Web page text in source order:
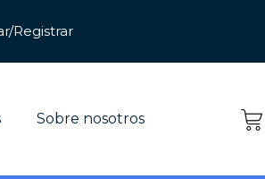
Sobre nosotros